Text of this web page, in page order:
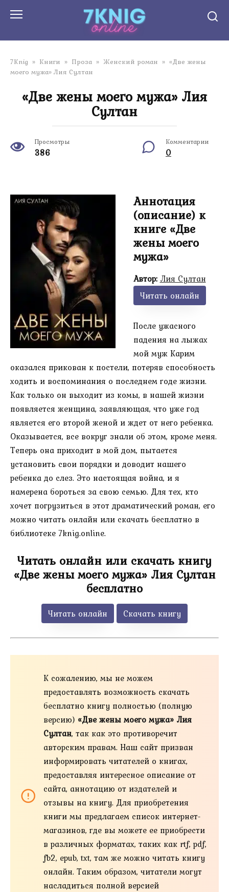
7Knig » Книги » Проза » Женский роман » «Две жены
моего мужа» Лия Султан
«Две жены моего мужа» Лия
Султан
Просмотры
386
Комментарии
0
Аннотация
(описание) к
книге «Две
жены моего
мужа»
Автор: Лия Султан
Читать онлайн
После ужасного
падения на лыжах
мой муж Карим
оказался прикован к постели, потеряв способность
ходить и воспоминания о последнем годе жизни.
Как только он выходит из комы, в нашей жизни
появляется женщина, заявляющая, что уже год
является его второй женой и ждет от него ребенка.
Оказывается, все вокруг знали об этом, кроме меня.
Теперь она приходит в мой дом, пытается
установить свои порядки и доводит нашего
ребенка до слез. Это настоящая война, и я
намерена бороться за свою семью. Для тех, кто
хочет погрузиться в этот драматический роман, его
можно читать онлайн или скачать бесплатно в
библиотеке 7knig.online.
Читать онлайн или скачать книгу
«Две жены моего мужа» Лия Султан
бесплатно
Читать онлайн Скачать книгу
К сожалению, мы не можем
предоставлять возможность скачать
бесплатно книгу полностью (полную
версию) «Две жены моего мужа» Лия
Султан, так как это противоречит
авторским правам. Наш сайт призван
информировать читателей о книгах,
предоставляя интересное описание от
сайта, аннотацию от издателей и
отзывы на книгу. Для приобретения
книги мы предлагаем список интернет-
магазинов, где вы можете ее приобрести
в различных форматах, таких как rtf, pdf,
fb2, epub, txt, там же можно читать книгу
онлайн. Таким образом, читатели могут
насладиться полной версией